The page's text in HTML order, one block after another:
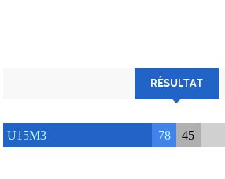
RÉSULTAT
U15M3 78 45